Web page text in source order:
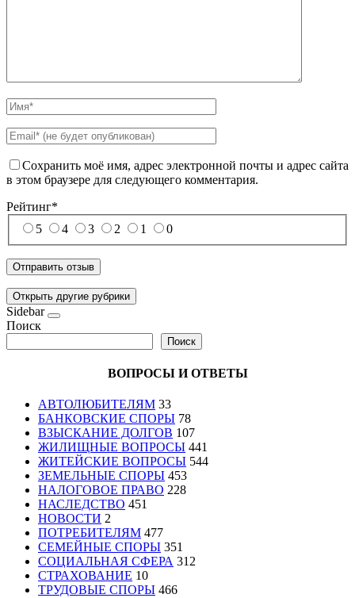
Сохранить моё имя, адрес электронной почты и адрес сайта
в этом браузере для следующего комментария.
Рейтинг*
5
4 3 2 1 0
Открыть другие рубрики
Sidebar
Поиск
Поиск
ВОПРОСЫ И ОТВЕТЫ
АВТОЛЮБИТЕЛЯМ 33
БАНКОВСКИЕ СПОРЫ 78
ВЗЫСКАНИЕ ДОЛГОВ 107
ЖИЛИЩНЫЕ ВОПРОСЫ 441
ЖИТЕЙСКИЕ ВОПРОСЫ 544
ЗЕМЕЛЬНЫЕ СПОРЫ 453
НАЛОГОВОЕ ПРАВО 228
НАСЛЕДСТВО 451
НОВОСТИ 2
ПОТРЕБИТЕЛЯМ 477
СЕМЕЙНЫЕ СПОРЫ 351
СОЦИАЛЬНАЯ СФЕРА 312
СТРАХОВАНИЕ 10
ТРУДОВЫЕ СПОРЫ 466